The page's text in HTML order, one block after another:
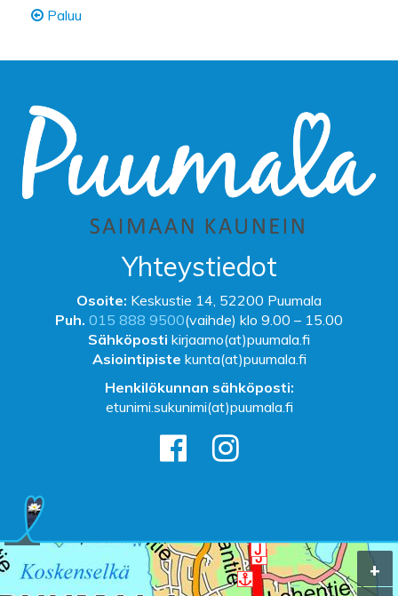
Paluu
Yhteystiedot
Osoite: Keskustie 14, 52200 Puumala
Puh. 015 888 9500(vaihde) klo 9.00 – 15.00
Sähköposti kirjaamo(at)puumala.fi
Asiointipiste kunta(at)puumala.fi
Henkilökunnan sähköposti:
etunimi.sukunimi(at)puumala.fi